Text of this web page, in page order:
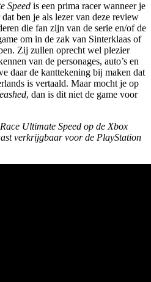
Speed is een prima racer wanneer je
ben je als lezer van deze review
die fan zijn van de serie en/of de
om in de zak van Sinterklaas of
Zij zullen oprecht wel plezier
van de personages, auto’s en
daar de kanttekening bij maken dat
is vertaald. Maar mocht je op
, dan is dit niet de game voor
Ultimate Speed op de Xbox
verkrijgbaar voor de PlayStation